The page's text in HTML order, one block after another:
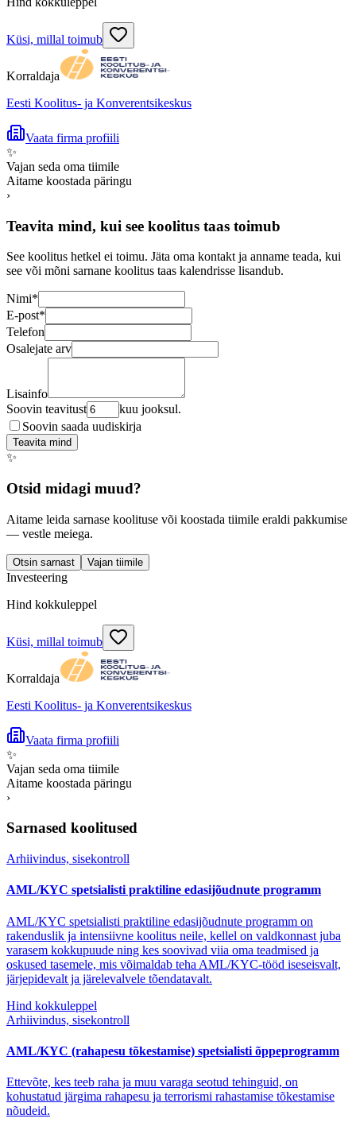
Küsi, millal toimub
Korraldaja
Eesti Koolitus- ja Konverentsikeskus
Vaata firma profiili
✨
Vajan seda oma tiimile
Aitame koostada päringu
›
Teavita mind, kui see koolitus taas toimub
See koolitus hetkel ei toimu. Jäta oma kontakt ja anname teada, kui
see või mõni sarnane koolitus taas kalendrisse lisandub.
Nimi*
E-post*
Telefon
Osalejate arv
Lisainfo
Soovin teavitust
kuu jooksul.
Soovin saada uudiskirja
Teavita mind
✨
Otsid midagi muud?
Aitame leida sarnase koolituse või koostada tiimile eraldi pakkumise
— vestle meiega.
Otsin sarnast Vajan tiimile
Investeering
Hind kokkuleppel
Küsi, millal toimub
Korraldaja
Eesti Koolitus- ja Konverentsikeskus
Vaata firma profiili
✨
Vajan seda oma tiimile
Aitame koostada päringu
›
Sarnased koolitused
Arhiivindus, sisekontroll
AML/KYC spetsialisti praktiline edasijõudnute programm
AML/KYC spetsialisti praktiline edasijõudnute programm on
rakenduslik ja intensiivne koolitus neile, kellel on valdkonnast juba
varasem kokkupuude ning kes soovivad viia oma teadmised ja
oskused tasemele, mis võimaldab teha AML/KYC-tööd iseseisvalt,
järjepidevalt ja järelevalvele tõendatavalt.
Hind kokkuleppel
Arhiivindus, sisekontroll
AML/KYC (rahapesu tõkestamise) spetsialisti õppeprogramm
Ettevõte, kes teeb raha ja muu varaga seotud tehinguid, on
kohustatud järgima rahapesu ja terrorismi rahastamise tõkestamise
nõudeid.